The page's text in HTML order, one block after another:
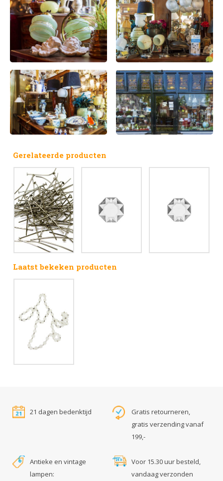
Gerelateerde producten
Laatst bekeken producten
21 dagen bedenktijd
Gratis retourneren,
gratis verzending vanaf
199,-
Antieke en vintage
lampen:
Voor 15.30 uur besteld,
vandaag verzonden